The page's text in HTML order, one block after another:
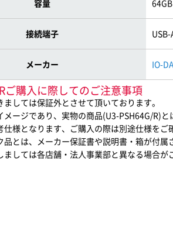
容量 64GB
接続端子 USB-
メーカー IO-
ご購入に際してのご注意事項
しては保証外とさせて頂いております。
ージであり、実物の商品(U3-PSH64G/R)と
様となります、ご購入の際は別途仕様をご
とは、メーカー保証書や説明書・箱が付属
しては各店舗・法人事業部と異なる場合が